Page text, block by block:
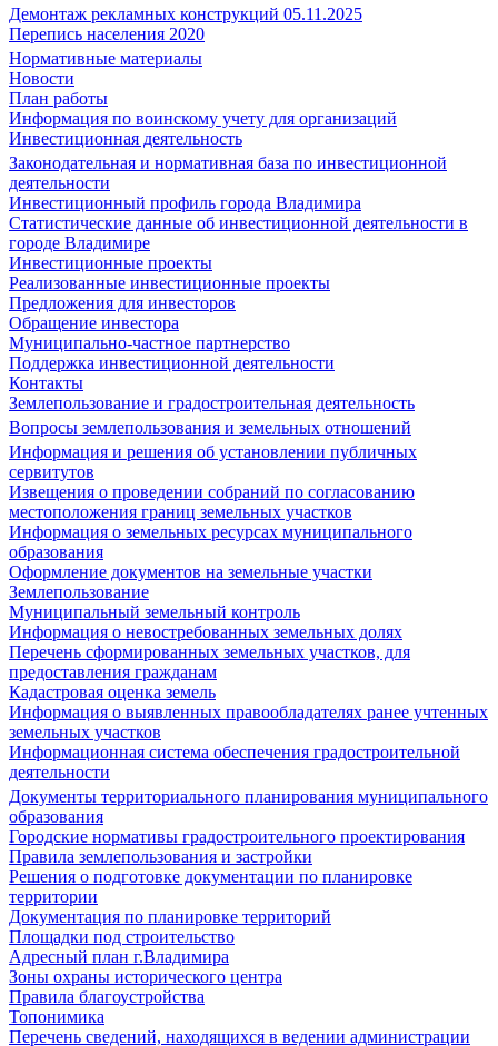
Демонтаж рекламных конструкций 05.11.2025
Перепись населения 2020
Нормативные материалы
Новости
План работы
Информация по воинскому учету для организаций
Инвестиционная деятельность
Законодательная и нормативная база по инвестиционной
деятельности
Инвестиционный профиль города Владимира
Статистические данные об инвестиционной деятельности в
городе Владимире
Инвестиционные проекты
Реализованные инвестиционные проекты
Предложения для инвесторов
Обращение инвестора
Муниципально-частное партнерство
Поддержка инвестиционной деятельности
Контакты
Землепользование и градостроительная деятельность
Вопросы землепользования и земельных отношений
Информация и решения об установлении публичных
сервитутов
Извещения о проведении собраний по согласованию
местоположения границ земельных участков
Информация о земельных ресурсах муниципального
образования
Оформление документов на земельные участки
Землепользование
Муниципальный земельный контроль
Информация о невостребованных земельных долях
Перечень сформированных земельных участков, для
предоставления гражданам
Кадастровая оценка земель
Информация о выявленных правообладателях ранее учтенных
земельных участков
Информационная система обеспечения градостроительной
деятельности
Документы территориального планирования муниципального
образования
Городские нормативы градостроительного проектирования
Правила землепользования и застройки
Решения о подготовке документации по планировке
территории
Документация по планировке территорий
Площадки под строительство
Адресный план г.Владимира
Зоны охраны исторического центра
Правила благоустройства
Топонимика
Перечень сведений, находящихся в ведении администрации